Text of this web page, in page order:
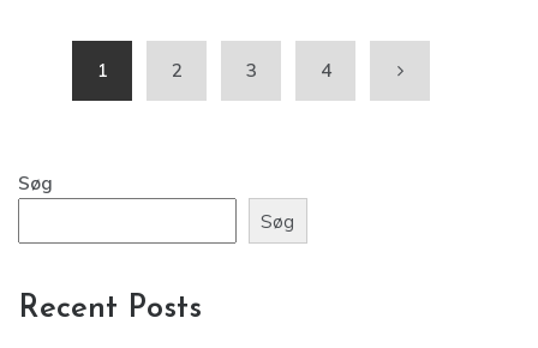
1 2 3 4
Søg
Søg
Recent Posts